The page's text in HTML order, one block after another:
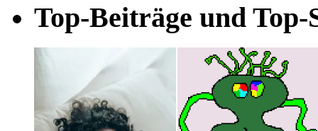
Top-Beiträge und Top-